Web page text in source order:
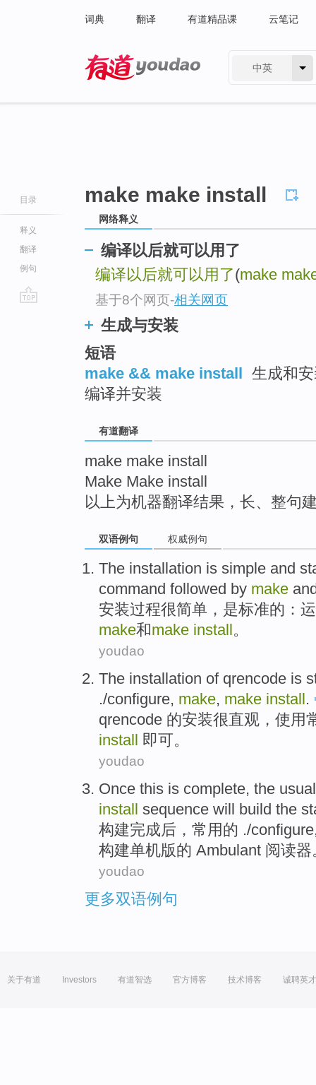
词典 翻译 有道精品课 云笔记
中英
目录
释义
翻译
例句
make make install
网络释义
编译以后就可以用了
编译以后就可以用了(make
基于8个网页-相关网页
生成与安装
短语
make && make install 生成和
编译并安装
有道翻译
make make install
Make Make install
以上为机器翻译结果，长、整句
双语例句 权威例句
The installation is simple and
command followed by make
安装过程很简单，是标准的：
make和make install 。
youdao
The installation of qrencode is
./configure, make, make install.
qrencode 的安装很直观 ，使用
install 即可。
youdao
Once this is complete, the usual
install sequence will build the
构建完成后 ， 常用 的 ./configure
构建单机版的 Ambulant 阅读器
youdao
更多双语例句
关于有道 Investors 有道智选 官方博客 技术博客 诚聘英才